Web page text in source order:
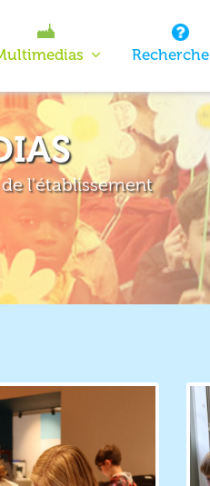
Recherche
l'établissement